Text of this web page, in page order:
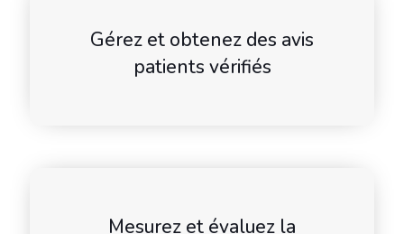
Gérez et obtenez des avis
patients vérifiés
Mesurez et évaluez la